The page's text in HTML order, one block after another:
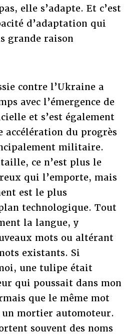
elle s’adapte. Et c’est
d’adaptation qui
grande raison
contre l’Ukraine a
avec l’émergence de
et s’est également
accélération du progrès
militaire.
ce n’est plus le
qui l’emporte, mais
est le plus
technologique. Tout
la langue, y
mots ou altérant
existants. Si
une tulipe était
qui poussait dans mon
que le même mot
un mortier automoteur.
souvent des noms